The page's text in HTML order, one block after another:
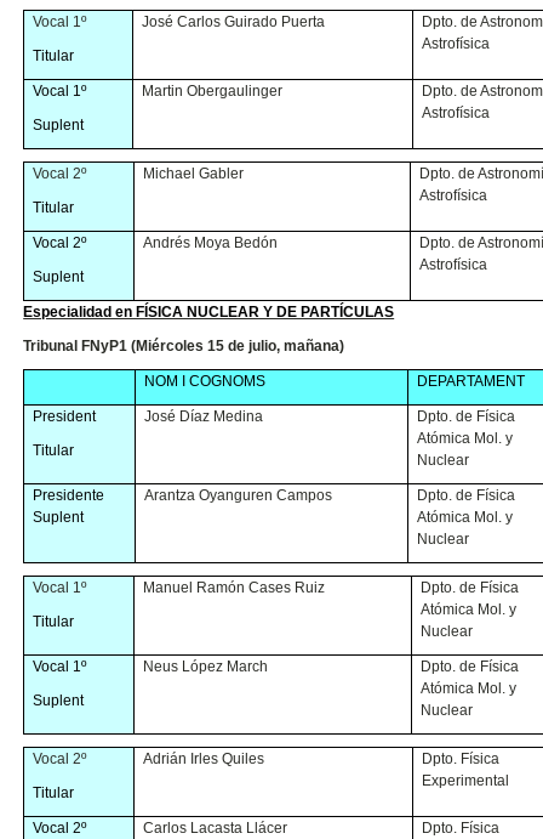
Vocal 1º
Titular
José Carlos Guirado Puerta
Dpto. de
Astrofísica
Vocal 1º
Suplent
Martin Obergaulinger
Dpto. de
Astrofísica
Vocal 2º
Titular
Michael Gabler
Dpto. de
Astrofísica
Vocal 2º
Suplent
Andrés Moya Bedón
Dpto. de
Astrofísica
Especialidad en FÍSICA NUCLEAR Y DE PARTÍCULAS
Tribunal FNyP1 (Miércoles 15 de julio, mañana)
NOM I COGNOMS DEPARTAMENT
President
Titular
José Díaz Medina
Dpto. de Física
Atómica Mol. y
Nuclear
Presidente
Suplent
Arantza Oyanguren Campos
Dpto. de Física
Atómica Mol. y
Nuclear
Vocal 1º
Titular
Manuel Ramón Cases Ruiz
Dpto. de Física
Atómica Mol. y
Nuclear
Vocal 1º
Suplent
Neus López March
Dpto. de Física
Atómica Mol. y
Nuclear
Vocal 2º
Titular
Adrián Irles Quiles
Dpto. Física
Experimental
Vocal 2º
Carlos Lacasta Llácer
Dpto. Física